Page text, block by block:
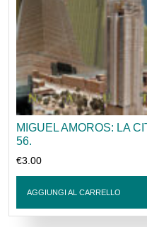
MIGUEL AMOROS: LA
56.
€3.00
AGGIUNGI AL CARRELLO